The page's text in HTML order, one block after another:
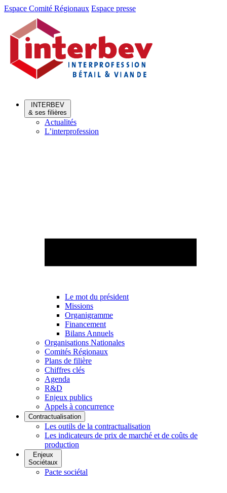
Aller
Aller
contenu
Espace Comité Régionaux Espace presse
INTERBEV
& ses filières
Actualités
L’interprofession
Le mot du président
Missions
Organigramme
Financement
Bilans Annuels
Organisations Nationales
Comités Régionaux
Plans de filière
Chiffres clés
Agenda
R&D
Enjeux publics
Appels à concurrence
Contractualisation
Les outils de la contractualisation
Les indicateurs de prix de marché et de coûts de
production
Enjeux
Sociétaux
Pacte sociétal